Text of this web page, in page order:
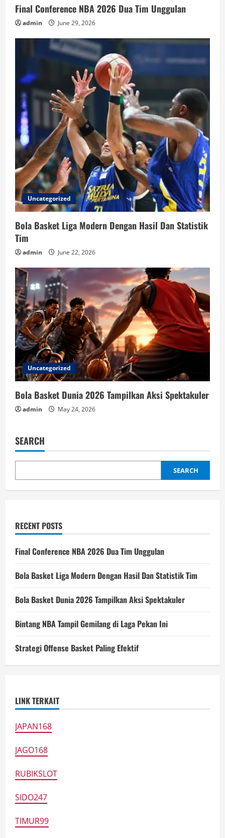
Final Conference NBA 2026 Dua Tim Unggulan
admin June 29, 2026
Uncategorized
Bola Basket Liga Modern Dengan Hasil Dan Statistik
Tim
admin June 22, 2026
Uncategorized
Bola Basket Dunia 2026 Tampilkan Aksi Spektakuler
admin May 24, 2026
SEARCH
SEARCH
RECENT POSTS
Final Conference NBA 2026 Dua Tim Unggulan
Bola Basket Liga Modern Dengan Hasil Dan Statistik Tim
Bola Basket Dunia 2026 Tampilkan Aksi Spektakuler
Bintang NBA Tampil Gemilang di Laga Pekan Ini
Strategi Offense Basket Paling Efektif
LINK TERKAIT
JAPAN168
JAGO168
RUBIKSLOT
SIDO247
TIMUR99